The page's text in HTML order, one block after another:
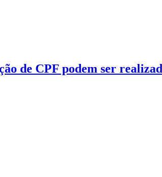
de CPF podem ser